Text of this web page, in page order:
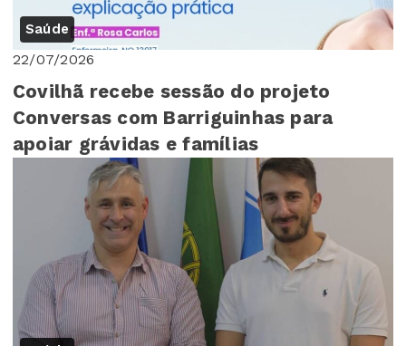
Saúde
22/07/2026
Covilhã recebe sessão do projeto
Conversas com Barriguinhas para
apoiar grávidas e famílias